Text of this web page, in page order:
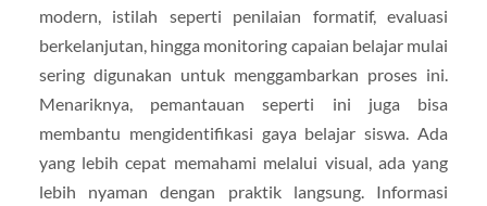
modern, istilah seperti penilaian formatif, evaluasi
berkelanjutan, hingga monitoring capaian belajar mulai
sering digunakan untuk menggambarkan proses ini.
Menariknya, pemantauan seperti ini juga bisa
membantu mengidentifikasi gaya belajar siswa. Ada
yang lebih cepat memahami melalui visual, ada yang
lebih nyaman dengan praktik langsung. Informasi